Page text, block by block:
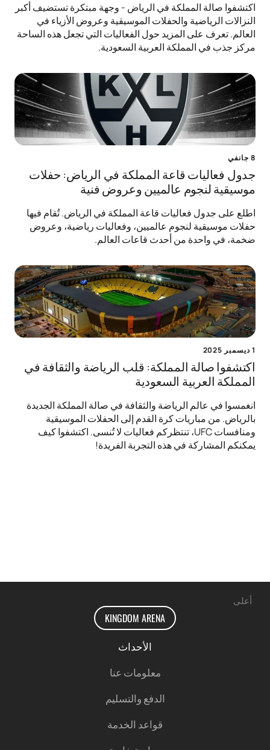
اكتشفوا صالة المملكة في الرياض - وجهة مبتكرة تستضيف أكبر
النزالات الرياضية والحفلات الموسيقية وعروض الأزياء في
العالم. تعرف على المزيد حول الفعاليات التي تجعل هذه الساحة
مركز جذب في المملكة العربية السعودية.
8 جانفي
جدول فعاليات قاعة المملكة في الرياض: حفلات
موسيقية لنجوم عالميين وعروض فنية
اطلع على جدول فعاليات قاعة المملكة في الرياض. تُقام فيها
حفلات موسيقية لنجوم عالميين، وفعاليات رياضية، وعروض
ضخمة، في واحدة من أحدث قاعات العالم.
1 ديسمبر 2025
اكتشفوا صالة المملكة: قلب الرياضة والثقافة في
المملكة العربية السعودية
انغمسوا في عالم الرياضة والثقافة في صالة المملكة الجديدة
بالرياض. من مباريات كرة القدم إلى الحفلات الموسيقية
ومنافسات UFC، تنتظركم فعاليات لا تُنسى. اكتشفوا كيف
يمكنكم المشاركة في هذه التجربة الفريدة!
أعلى
KINGDOM ARENA
الأحداث
معلومات عنا
الدفع والتسليم
قواعد الخدمة